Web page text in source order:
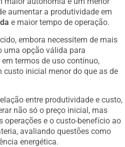
aumentar a produtividade em
e maior tempo de operação.
embora necessitem de mais
uma opção válida para
termos de uso contínuo,
custo inicial menor do que as de
entre produtividade e custo,
não só o preço inicial, mas
operações e o custo-benefício ao
avaliando questões como
energética.